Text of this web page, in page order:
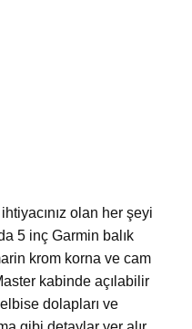
olan her şeyi
5 inç Garmin balık
krom korna ve cam
kabinde açılabilir
dolapları ve